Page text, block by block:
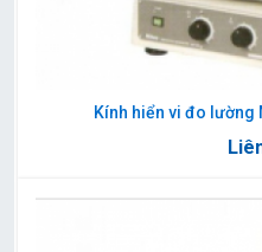
Kính hiển vi đo lường